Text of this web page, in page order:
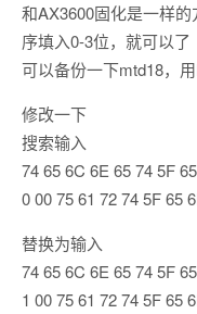
和AX3600固化是一样
序填入0-3位，就可以了
可以备份一下mtd18，
修改一下
搜索输入
74 65 6C 6E 65 74 5F
0 00 75 61 72 74 5F 65
替换为输入
74 65 6C 6E 65 74 5F
1 00 75 61 72 74 5F 65